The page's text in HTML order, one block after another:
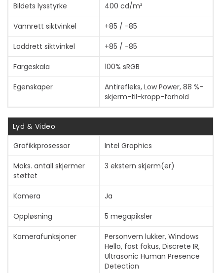
Vis mer
Bildets lysstyrke 400 cd/m²
Vannrett siktvinkel +85 / -85
Loddrett siktvinkel +85 / -85
Fargeskala 100% sRGB
Egenskaper
Antirefleks, Low Power, 88 %-
skjerm-til-kropp-forhold
Lyd & Video
Grafikkprosessor
Intel Graphics
Maks. antall skjermer
støttet
3 ekstern skjerm(er)
Kamera Ja
Oppløsning 5 megapiksler
Kamerafunksjoner
Personvern lukker, Windows
Hello, fast fokus, Discrete IR,
Ultrasonic Human Presence
Detection